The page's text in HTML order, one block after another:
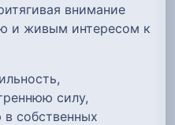
внимание
и живым интересом к
силу,
в собственных